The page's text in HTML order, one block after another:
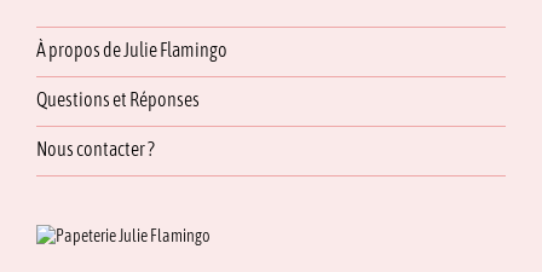
À propos de Julie Flamingo
Questions et Réponses
Nous contacter ?